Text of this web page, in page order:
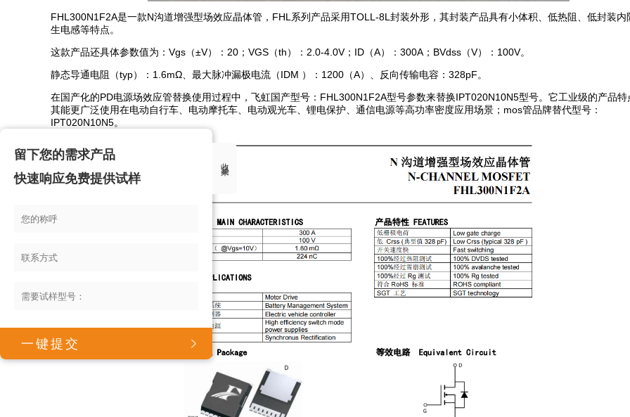
FHL300N1F2A是一款N沟道增强型场效应晶体管，FHL系列产品采用TOLL-8L封装外形，其封装产品具有小体积、低热阻、低封装内
生电感等特点。
这款产品还具体参数值为：Vgs（±V）：20；VGS（th）：2.0-4.0V；ID（A）：300A；BVdss（V）：100V。
静态导通电阻（typ）：1.6mΩ、最大脉冲漏极电流（IDM ）：1200（A）、反向传输电容：328pF。
在国产化的PD电源场效应管替换使用过程中，飞虹国产型号：FHL300N1F2A型号参数来替换IPT020N10N5型号。它工业级的产品特
其能更广泛使用在电动自行车、电动摩托车、电动观光车、锂电保护、通信电源等高功率密度应用场景；mos管品牌替代型号：
IPT020N10N5。
留下您的需求产品
快速响应免费提供试样